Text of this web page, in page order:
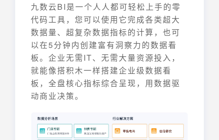
九数云BI是一个人人都可轻松上手的零
代码工具，您可以使用它完成各类超大
数据量、超复杂数据指标的计算，也可
以在5分钟内创建富有洞察力的数据看
板。企业无需IT、无需大量资源投入，
就能像搭积木一样搭建企业级数据看
板，全盘核心指标综合呈现，用数据驱
动商业决策。